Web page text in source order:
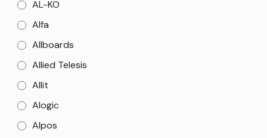
AL-KO
Alfa
Allboards
Allied Telesis
Allit
Alogic
Alpos